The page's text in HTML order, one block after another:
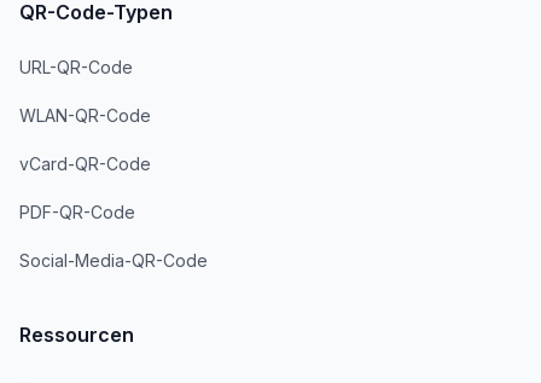
QR-Code-Typen
URL-QR-Code
WLAN-QR-Code
vCard-QR-Code
PDF-QR-Code
Social-Media-QR-Code
Ressourcen